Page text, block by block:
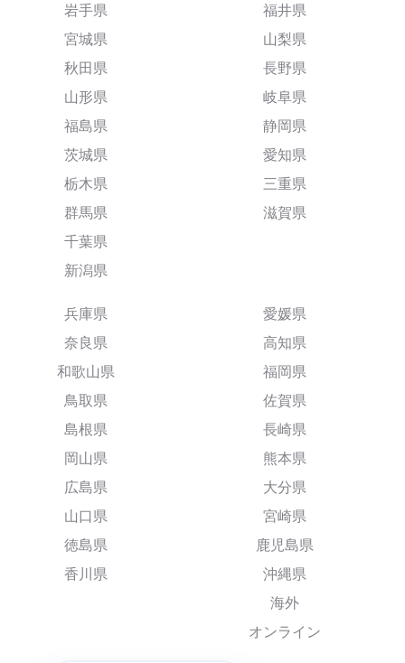
岩手県
宮城県
秋田県
山形県
福島県
茨城県
栃木県
群馬県
千葉県
新潟県
福井県
山梨県
長野県
岐阜県
静岡県
愛知県
三重県
滋賀県
兵庫県
奈良県
和歌山県
鳥取県
島根県
岡山県
広島県
山口県
徳島県
香川県
愛媛県
高知県
福岡県
佐賀県
長崎県
熊本県
大分県
宮崎県
鹿児島県
沖縄県
海外
オンライン